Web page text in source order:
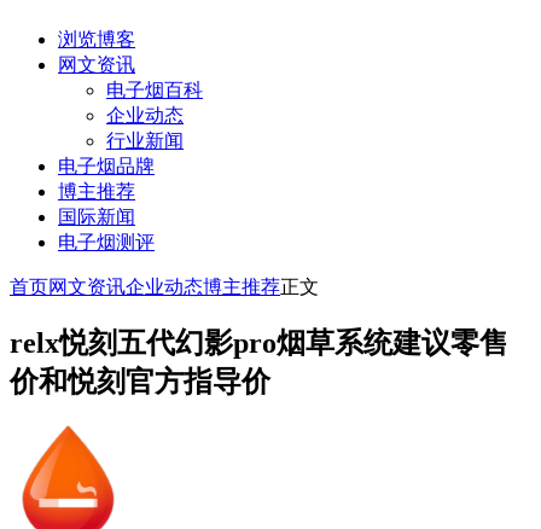
浏览博客
网文资讯
电子烟百科
企业动态
行业新闻
电子烟品牌
博主推荐
国际新闻
电子烟测评
首页网文资讯企业动态博主推荐正文
relx悦刻五代幻影pro烟草系统建议零售
价和悦刻官方指导价